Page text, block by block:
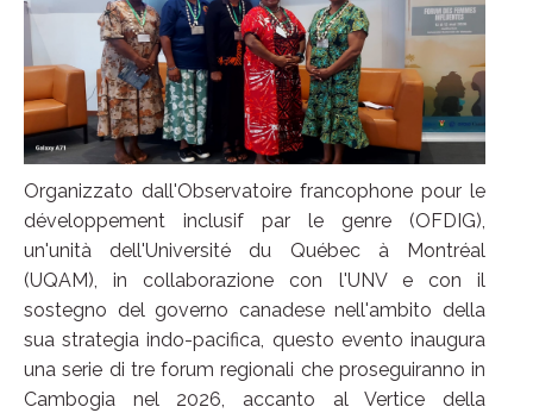
Organizzato dall'Observatoire francophone pour le
développement inclusif par le genre (OFDIG),
un'unità dell'Université du Québec à Montréal
(UQAM), in collaborazione con l'UNV e con il
sostegno del governo canadese nell'ambito della
sua strategia indo-pacifica, questo evento inaugura
una serie di tre forum regionali che proseguiranno in
Cambogia nel 2026, accanto al Vertice della